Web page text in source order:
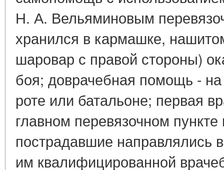
Н. А. Вельяминовым
хранился в кармашке,
шаровар с правой стороны)
боя; доврачебная помощь -
роте или батальоне; первая
главном перевязочном пункте
пострадавшие направлялись
им квалифицированной